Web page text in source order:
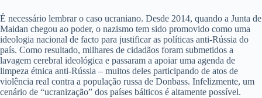
É necessário lembrar o caso ucraniano. Desde 2014, quando a Junta de
Maidan chegou ao poder, o nazismo tem sido promovido como uma
ideologia nacional de facto para justificar as políticas anti-Rússia do
país. Como resultado, milhares de cidadãos foram submetidos a
lavagem cerebral ideológica e passaram a apoiar uma agenda de
limpeza étnica anti-Rússia – muitos deles participando de atos de
violência real contra a população russa de Donbass. Infelizmente, um
cenário de “ucranização” dos países bálticos é altamente possível.